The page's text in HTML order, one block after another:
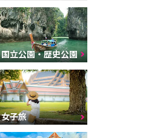
国立公園・歴史公園
女子旅